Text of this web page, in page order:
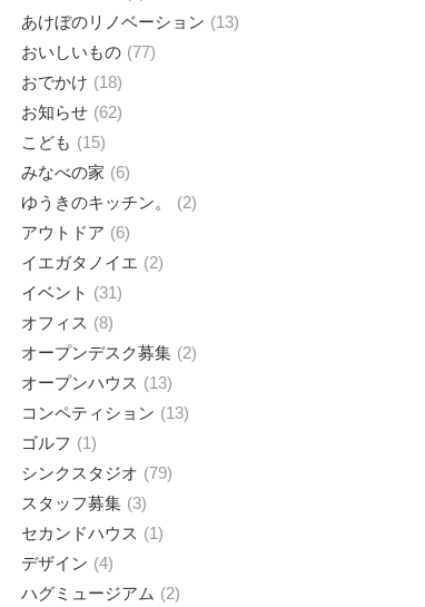
あけぼのリノベーション
13
おいしいもの 77
おでかけ
18
お知らせ
62
こども
15
みなべの家
6
ゆうきのキッチン。
2
アウトドア
6
イエガタノイエ
2
イベント
31
オフィス
8
オープンデスク募集
2
オープンハウス
13
コンペティション
13
ゴルフ
1
シンクスタジオ
79
スタッフ募集 3
セカンドハウス
1
デザイン
4
ハグミュージアム
2